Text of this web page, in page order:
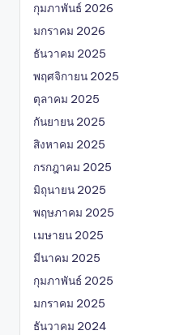
กุมภาพันธ์ 2026
มกราคม 2026
ธันวาคม 2025
พฤศจิกายน 2025
ตุลาคม 2025
กันยายน 2025
สิงหาคม 2025
กรกฎาคม 2025
มิถุนายน 2025
พฤษภาคม 2025
เมษายน 2025
มีนาคม 2025
กุมภาพันธ์ 2025
มกราคม 2025
ธันวาคม 2024